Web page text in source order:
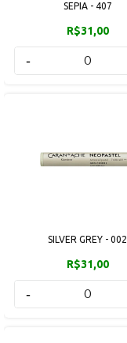
SEPIA - 407
R$31,00
-
SILVER GREY - 002
R$31,00
-